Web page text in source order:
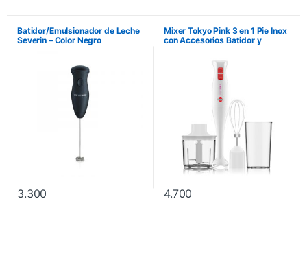
Batidor/Emulsionador de Leche
Severin – Color Negro
3.300
Mixer Tokyo Pink 3 en 1 Pie Inox
con Accesorios Batidor y
4.700